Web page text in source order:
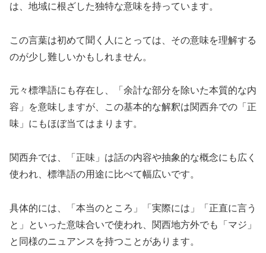
は、地域に根ざした独特な意味を持っています。
この言葉は初めて聞く人にとっては、その意味を理解する
のが少し難しいかもしれません。
元々標準語にも存在し、「余計な部分を除いた本質的な内
容」を意味しますが、この基本的な解釈は関西弁での「正
味」にもほぼ当てはまります。
関西弁では、「正味」は話の内容や抽象的な概念にも広く
使われ、標準語の用途に比べて幅広いです。
具体的には、「本当のところ」「実際には」「正直に言う
と」といった意味合いで使われ、関西地方外でも「マジ」
と同様のニュアンスを持つことがあります。